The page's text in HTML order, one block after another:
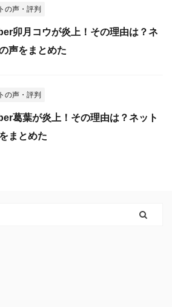
の声・評判
卯月コウが炎上！その理由は？ネ
声をまとめた
の声・評判
葛葉が炎上！その理由は？ネット
まとめた